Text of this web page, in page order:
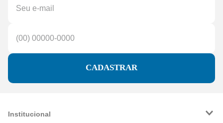
CADASTRAR
Institucional